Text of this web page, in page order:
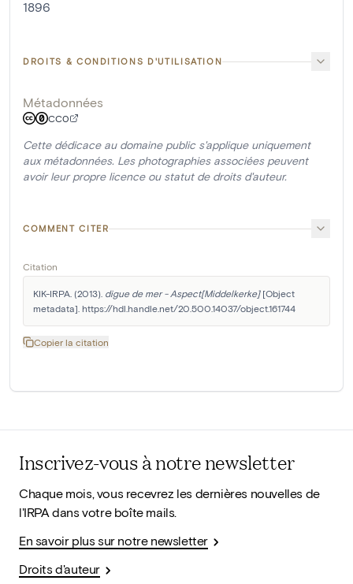
1896
DROITS & CONDITIONS D'UTILISATION
Métadonnées
CC0
Cette dédicace au domaine public s'applique uniquement
aux métadonnées. Les photographies associées peuvent
avoir leur propre licence ou statut de droits d'auteur.
COMMENT CITER
Citation
KIK-IRPA. (2013). digue de mer - Aspect[Middelkerke] [Object
metadata]. https://hdl.handle.net/20.500.14037/object.161744
Copier la citation
Inscrivez-vous à notre newsletter
Chaque mois, vous recevrez les dernières nouvelles de
l'IRPA dans votre boîte mails.
En savoir plus sur notre newsletter
Droits d'auteur